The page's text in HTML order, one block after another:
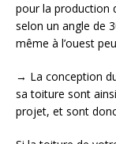
pour la production
selon un angle de
même à l’ouest
→ La conception
sa toiture sont
projet, et sont